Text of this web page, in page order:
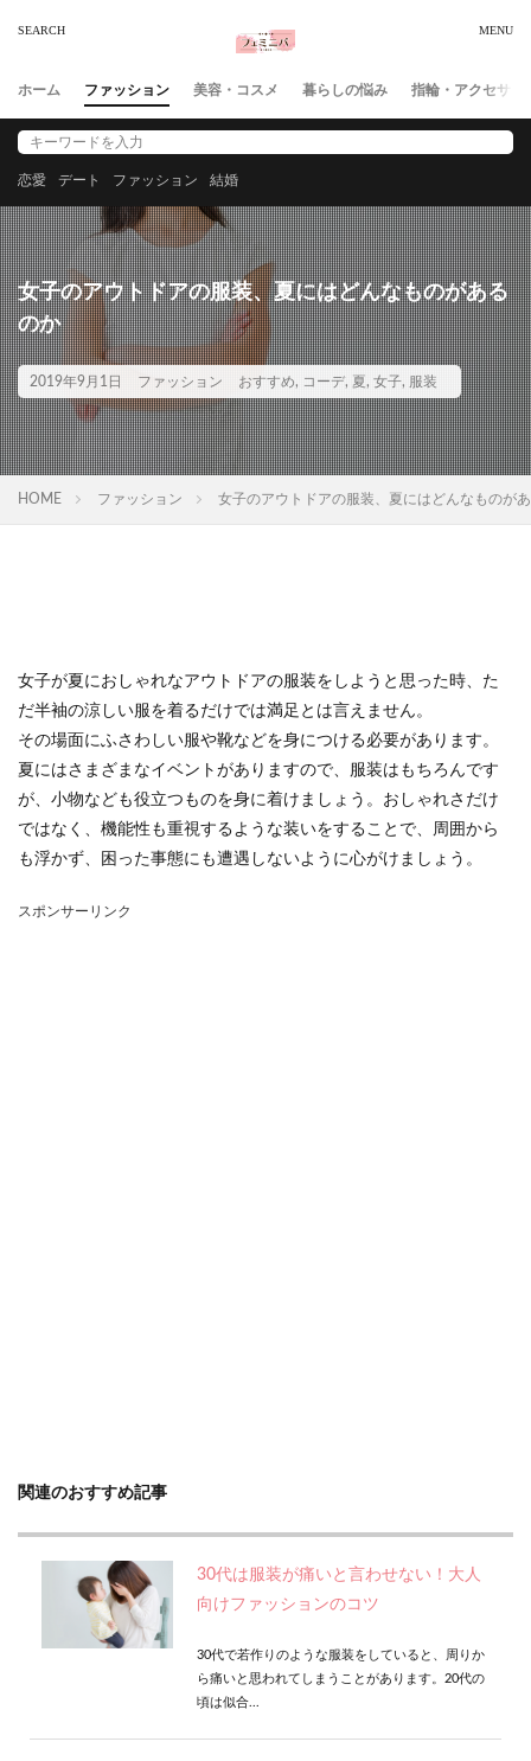
ホーム ファッション 美容・コスメ 暮らしの悩み 指輪・アクセサリ
恋愛 デート ファッション 結婚
女子のアウトドアの服装、夏にはどんなものがある
のか
2019年9月1日 ファッション おすすめ, コーデ, 夏, 女子, 服装
HOME ファッション 女子のアウトドアの服装、夏にはどんなものが
女子が夏におしゃれなアウトドアの服装をしようと思った時、た
だ半袖の涼しい服を着るだけでは満足とは言えません。
その場面にふさわしい服や靴などを身につける必要があります。
夏にはさまざまなイベントがありますので、服装はもちろんです
が、小物なども役立つものを身に着けましょう。おしゃれさだけ
ではなく、機能性も重視するような装いをすることで、周囲から
も浮かず、困った事態にも遭遇しないように心がけましょう。
スポンサーリンク
関連のおすすめ記事
30代は服装が痛いと言わせない！大人
向けファッションのコツ
30代で若作りのような服装をしていると、周りか
ら痛いと思われてしまうことがあります。20代の
頃は似合...